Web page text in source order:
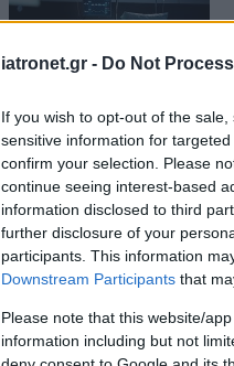
iatronet.gr - Do Not
If you wish to opt-out of the
sensitive information for
confirm your selection. Please
continue seeing interest-based
information disclosed to third
further disclosure of your
participants. This information
Downstream Participants that
Please note that this website/
information including but not